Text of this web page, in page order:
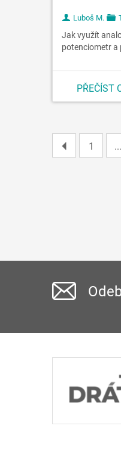
Luboš M.
Jak využít
potenciometr a
PŘEČÍST
1 ...